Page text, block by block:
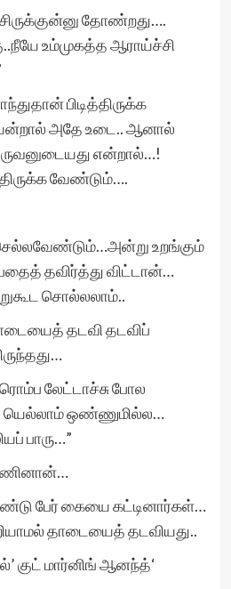
தோண்றது….
உம்முகத்த ஆராய்ச்சி
பிடித்திருக்க
அதே உடை.. ஆனால்
என்றால்…!
வேண்டும்….
உறங்கும்
தவிர்த்து விட்டான்…
சொல்லலாம்..
தடவி தடவிப்
லேட்டாச்சு போல
யெல்லாம் ஒண்ணுமில்ல…
பாரு…”
பேர் கையை கட்டினார்கள்…
தாடையைத் தடவியது..
குட் மார்னிங் ஆனந்த்‘